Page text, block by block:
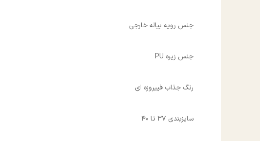
جنس رویه بیاله خارجی
جنس زیره PU
رنگ جذاب فییروزه ای
سایزبندی 37 تا 40